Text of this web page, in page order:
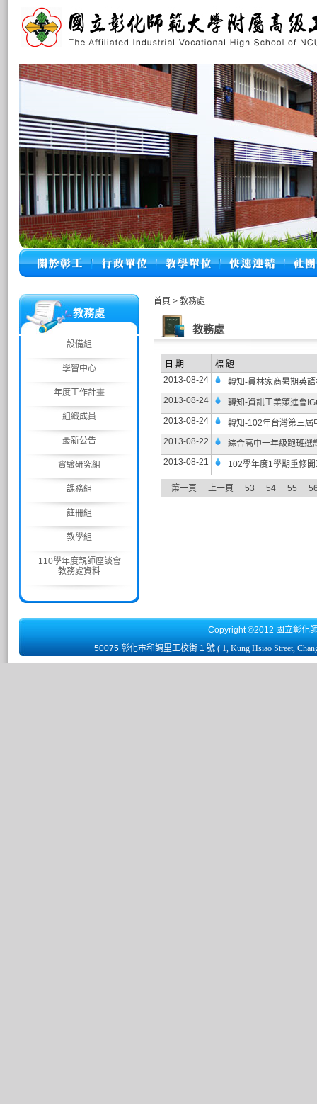
教務處
設備組
學習中心
年度工作計畫
組織成員
最新公告
實驗研究組
課務組
註冊組
教學組
110學年度親師座談會
教務處資料
首頁 > 教務處
教務處
日 期
標 題
2013-08-24
轉知-員林家商暑期英
2013-08-24
轉知-資訊工業策進會
2013-08-24
轉知-102年台灣第三屆
2013-08-22
綜合高中一年級跑班選
2013-08-21
102學年度1學期重修
第一頁 上一頁 53 54 55
Copyright ©2012 國立彰化
50075 彰化市和調里工校街 1 號 ( 1, Kung Hsiao Street,